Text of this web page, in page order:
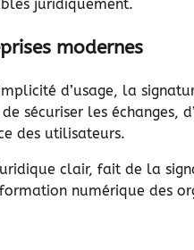
juridiquement.
modernes
d’usage, la
sécuriser les échanges,
des utilisateurs.
clair, fait de la
numérique des